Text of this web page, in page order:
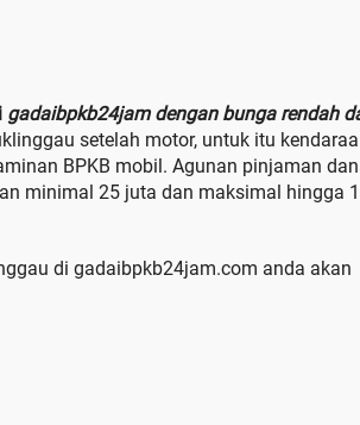
gadaibpkb24jam dengan bunga rendah
setelah motor, untuk itu
BPKB mobil. Agunan pinjaman
minimal 25 juta dan maksimal hingga
di gadaibpkb24jam.com anda akan